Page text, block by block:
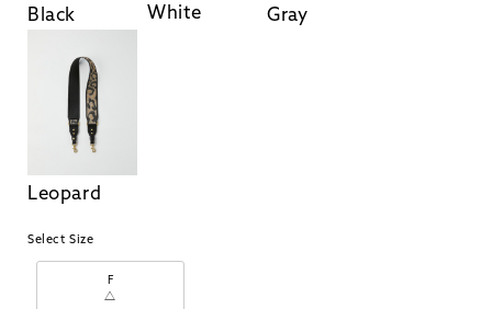
Black White Gray
Leopard
Select Size
F
△